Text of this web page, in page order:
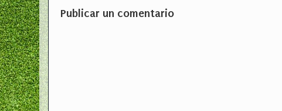
Publicar un comentario